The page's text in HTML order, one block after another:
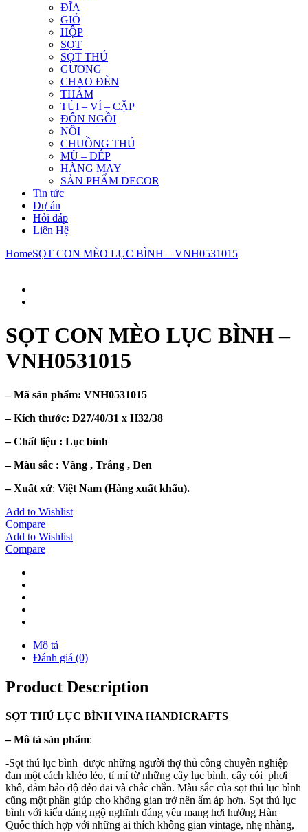
ĐĨA
GIỎ
HỘP
SỌT
SỌT THÚ
GƯƠNG
CHAO ĐÈN
THẢM
TÚI – VÍ – CẶP
ĐÔN NGỒI
NÔI
CHUỒNG THÚ
MŨ – DÉP
HÀNG MAY
SẢN PHẨM DECOR
Tin tức
Dự án
Hỏi đáp
Liên Hệ
HomeSỌT CON MÈO LỤC BÌNH – VNH0531015
SỌT CON MÈO LỤC BÌNH –
VNH0531015
– Mã sản phẩm: VNH0531015
– Kích thước: D27/40/31 x H32/38
– Chất liệu : Lục bình
– Màu sắc : Vàng , Trắng , Đen
– Xuất xứ: Việt Nam (Hàng xuất khẩu).
Add to Wishlist
Compare
Add to Wishlist
Compare
Mô tả
Đánh giá (0)
Product Description
SỌT THÚ LỤC BÌNH VINA HANDICRAFTS
–Mô tả sản phẩm:
-Sọt thú lục bình được những người thợ thủ công chuyên nghiệp
đan một cách khéo léo, tỉ mỉ từ những cây lục bình, cây cói phơi
khô, đảm bảo độ dẻo dai và chắc chắn. Màu sắc của sọt thú lục bình
cũng một phần giúp cho không gian trở nên ấm áp hơn. Sọt thú lục
bình với kiểu dáng ngộ nghĩnh đáng yêu mang hơi hướng Hàn
Quốc thích hợp với những ai thích không gian vintage, nhẹ nhàng,